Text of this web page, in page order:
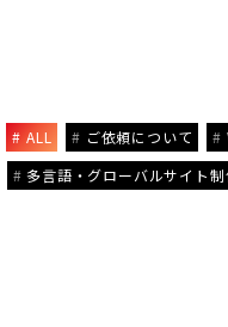
ALL ご依頼について
多言語・グローバルサイト